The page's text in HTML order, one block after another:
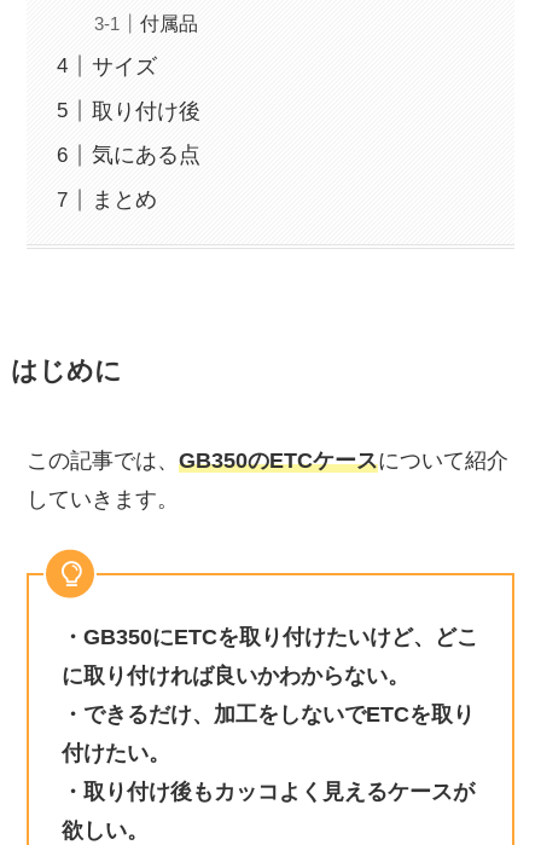
付属品
サイズ
取り付け後
気にある点
まとめ
はじめに
この記事では、GB350のETCケースについて紹介
していきます。
・GB350にETCを取り付けたいけど、どこ
に取り付ければ良いかわからない。
・できるだけ、加工をしないでETCを取り
付けたい。
・取り付け後もカッコよく見えるケースが
欲しい。